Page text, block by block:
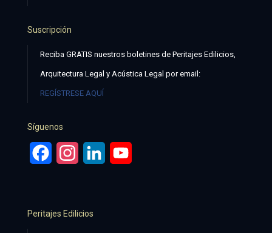
Suscripción
Reciba GRATIS nuestros boletines de Peritajes Edilicios,
Arquitectura Legal y Acústica Legal por email:
REGÍSTRESE AQUÍ
Síguenos
FacebookInstagramLinkedIn
Peritajes Edilicios